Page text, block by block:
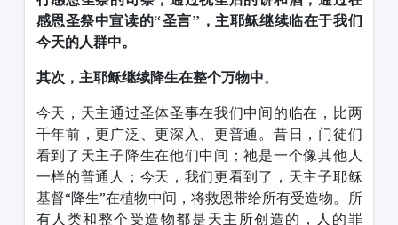
感恩圣祭中宣读的“圣言” ，主耶稣继续临在于我们
今天的人群中。
其次，主耶稣继续降生在整个万物中。
今天，天主通过圣体圣事在我们中间的临在，比两
千年前，更广泛、更深入、更普通。昔日，门徒们
看到了天主子降生在他们中间；祂是一个像其他人
一样的普通人；今天，我们更看到了，天主子耶稣
基督“降生”在植物中间，将救恩带给所有受造物。所
有人类和整个受造物都是天主所创造的，人的罪